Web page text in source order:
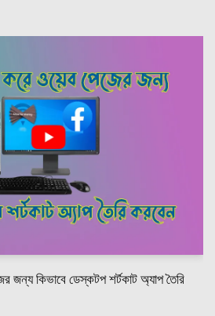
জন্য কিভাবে ডেস্কটপ শর্টকাট অ্যাপ তৈরি